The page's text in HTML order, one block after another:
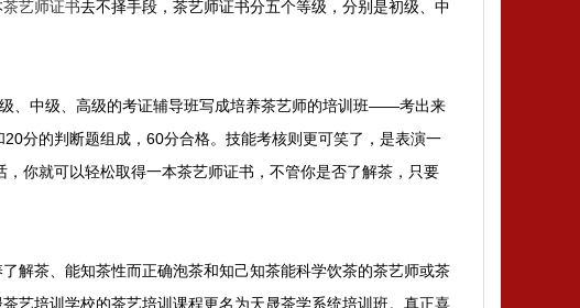
茶艺师证书去不择手段，茶艺师证书分五个等级，分别是初级、中
、中级、高级的考证辅导班写成培养茶艺师的培训班——考出来
分的判断题组成，60分合格。技能考核则更可笑了，是表演一
你就可以轻松取得一本茶艺师证书，不管你是否了解茶，只要
解茶、能知茶性而正确泡茶和知己知茶能科学饮茶的茶艺师或茶
艺培训学校的茶艺培训课程更名为天晟茶学系统培训班。真正喜